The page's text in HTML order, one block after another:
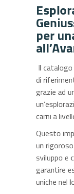
per
all’
Il
di
grazie ad
carni a
Questo
un
sviluppo e
garantire
uniche nel